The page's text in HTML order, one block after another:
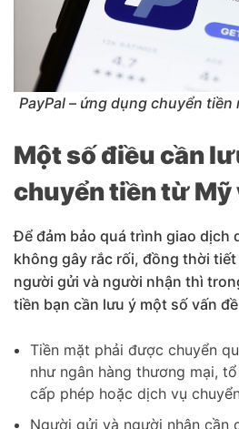
PayPal – ứng dụng chuyển
Một số điều cần
chuyển tiền từ Mỹ
Để đảm bảo quá trình giao dịch
không gây rắc rối, đồng thời
người gửi và người nhận thì
tiền bạn cần lưu ý một số vấn
Tiền mặt phải được chuyển
như ngân hàng thương mại,
cấp phép hoặc dịch vụ
Người gửi và người nhận cần